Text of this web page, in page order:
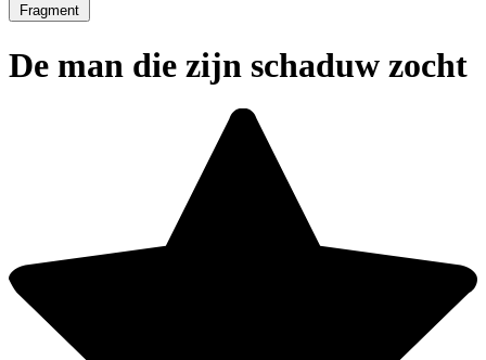
Fragment
De man die zijn schaduw zocht